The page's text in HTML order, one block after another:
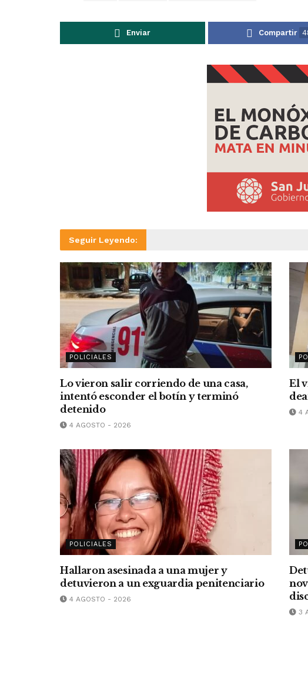
Enviar Compartir
Seguir Leyendo:
POLICIALES
Lo vieron salir corriendo de una casa,
intentó esconder el botín y terminó
detenido
4 AGOSTO - 2026
El
4
POLICIALES
Hallaron asesinada a una mujer y
detuvieron a un exguardia penitenciario
4 AGOSTO - 2026
3